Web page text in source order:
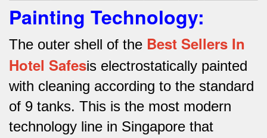
Painting Technology:
The outer shell of the Best Sellers In
Hotel Safesis electrostatically painted
with cleaning according to the standard
of 9 tanks. This is the most modern
technology line in Singapore that